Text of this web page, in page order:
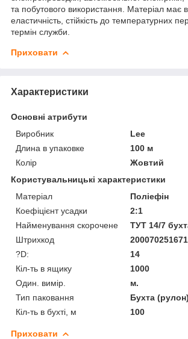
та побутового використання. Матеріал має
еластичність, стійкість до температурних
термін служби.
Приховати
Характеристики
Основні атрибути
Виробник
Lee
Длина в упаковке
100 м
Колір
Жовтий
Користувальницькі характеристики
Матеріал
Поліефін
Коефіцієнт усадки
2:1
Найменування скорочене
ТУТ 14/7
Штрихкод
?D:
14
Кіл-ть в ящику
1000
Один. вимір.
м.
Тип паковання
Бухта (рулон)
Кіл-ть в бухті, м
100
Приховати